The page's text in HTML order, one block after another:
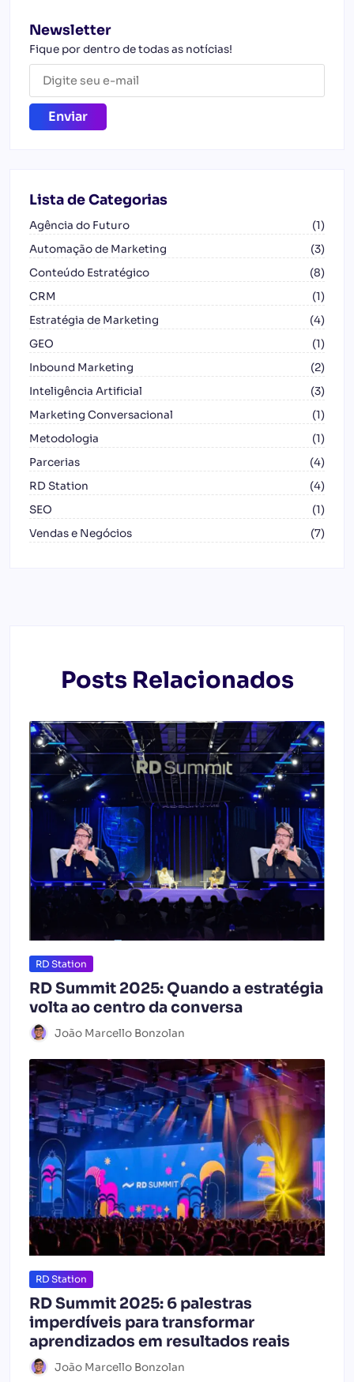
Newsletter
Fique por dentro de todas as notícias!
Lista de Categorias
Agência do Futuro
(1)
Automação de Marketing
(3)
Conteúdo Estratégico
(8)
CRM
(1)
Estratégia de Marketing
(4)
GEO
(1)
Inbound Marketing
(2)
Inteligência Artificial
(3)
Marketing Conversacional
(1)
Metodologia
(1)
Parcerias
(4)
RD Station
(4)
SEO
(1)
Vendas e Negócios
(7)
Posts Relacionados
RD Station
RD Summit 2025: Quando a estratégia
volta ao centro da conversa
João Marcello Bonzolan
RD Station
RD Summit 2025: 6 palestras
imperdíveis para transformar
aprendizados em resultados reais
João Marcello Bonzolan